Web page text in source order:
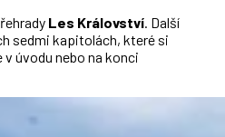
Les Království. Další
sedmi kapitolách, které si
úvodu nebo na konci